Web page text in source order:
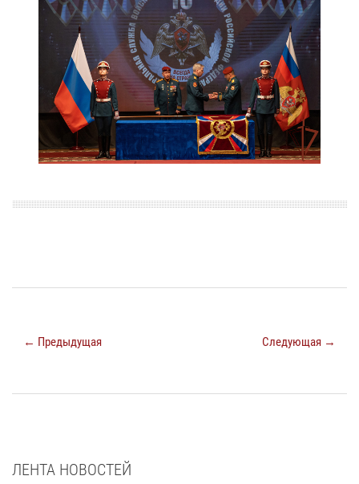
← Предыдущая Следующая →
ЛЕНТА НОВОСТЕЙ